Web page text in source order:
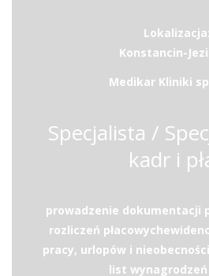
Lokalizacja:
Konstancin-
Medikar Kliniki
Specjalista /
kadr i
prowadzenie dokumentacji
rozliczeń
pracy, urlopów i
list wynagrodzeń